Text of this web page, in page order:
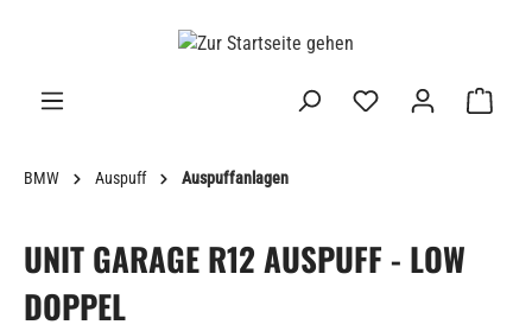
BMW Auspuff Auspuffanlagen
UNIT GARAGE R12 AUSPUFF - LOW
DOPPEL